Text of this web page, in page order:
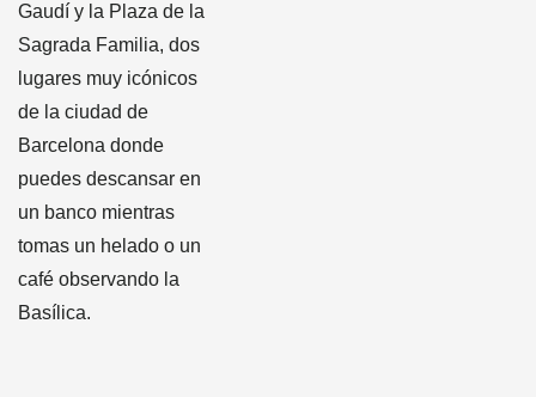
Gaudí y la Plaza de la
Sagrada Familia, dos
lugares muy icónicos
de la ciudad de
Barcelona donde
puedes descansar en
un banco mientras
tomas un helado o un
café observando la
Basílica.